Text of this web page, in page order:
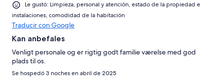
Le gustó: Limpieza, personal y atención, estado de la propiedad e
instalaciones, comodidad de la habitación
Traducir con Google
Kan anbefales
Venligt personale og er rigtig godt familie værelse med god
plads til os.
Se hospedó 3 noches en abril de 2025